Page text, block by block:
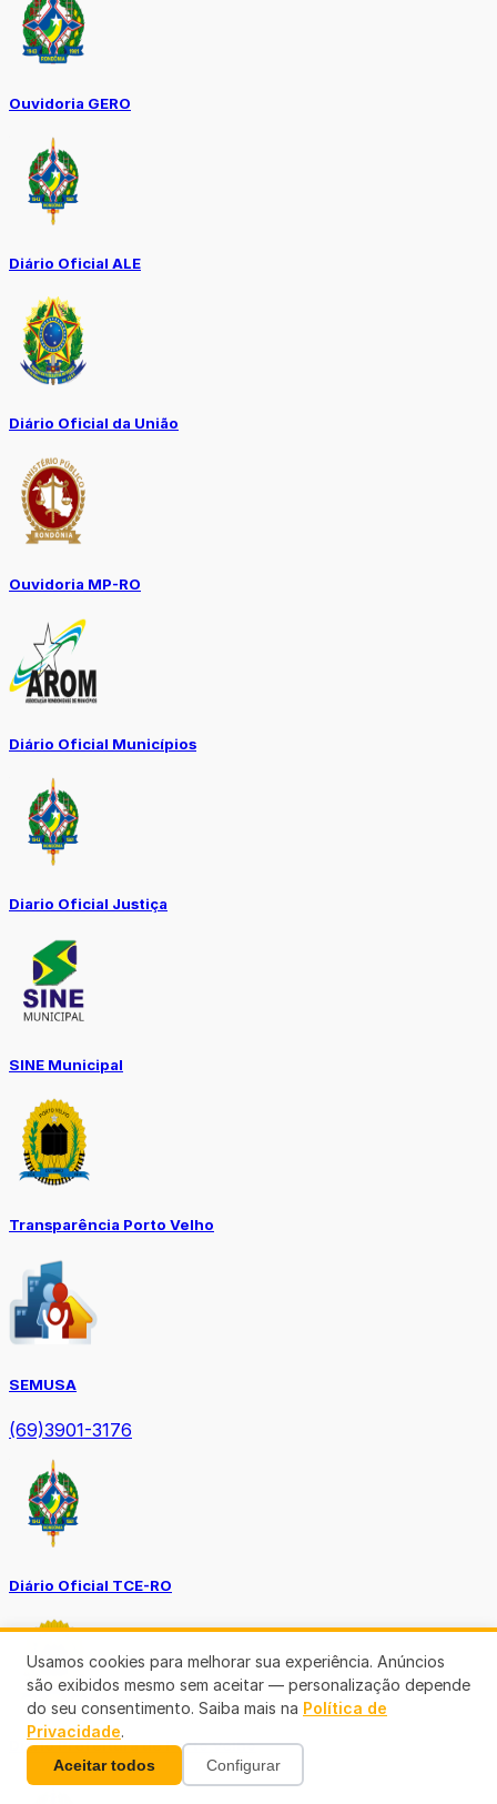
Ouvidoria GERO
Diário Oficial ALE
Diário Oficial da União
Ouvidoria MP-RO
Diário Oficial Municípios
Diario Oficial Justiça
SINE Municipal
Transparência Porto Velho
SEMUSA
(69)3901-3176
Diário Oficial TCE-RO
Diário Prefeitura de Porto Velho
Usamos cookies para melhorar sua experiência. Anúncios
são exibidos mesmo sem aceitar — personalização depende
do seu consentimento. Saiba mais na Política de
Privacidade.
Aceitar todos Configurar